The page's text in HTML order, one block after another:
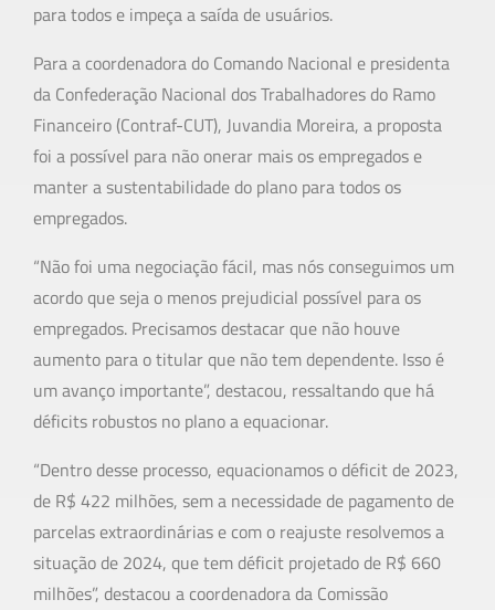
para todos e impeça a saída de usuários.
Para a coordenadora do Comando Nacional e presidenta
da Confederação Nacional dos Trabalhadores do Ramo
Financeiro (Contraf-CUT), Juvandia Moreira, a proposta
foi a possível para não onerar mais os empregados e
manter a sustentabilidade do plano para todos os
empregados.
“Não foi uma negociação fácil, mas nós conseguimos um
acordo que seja o menos prejudicial possível para os
empregados. Precisamos destacar que não houve
aumento para o titular que não tem dependente. Isso é
um avanço importante”, destacou, ressaltando que há
déficits robustos no plano a equacionar.
“Dentro desse processo, equacionamos o déficit de 2023,
de R$ 422 milhões, sem a necessidade de pagamento de
parcelas extraordinárias e com o reajuste resolvemos a
situação de 2024, que tem déficit projetado de R$ 660
milhões”, destacou a coordenadora da Comissão